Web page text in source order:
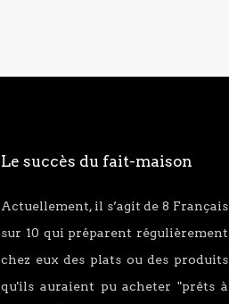
Le succès du fait-maison
Actuellement, il s’agit de 8 Français
sur 10 qui préparent régulièrement
chez eux des plats ou des produits
qu'ils auraient pu acheter "prêts à